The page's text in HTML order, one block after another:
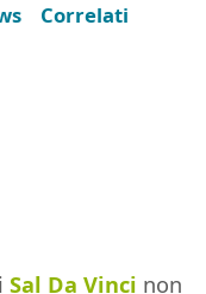
Correlati
Sal Da Vinci non